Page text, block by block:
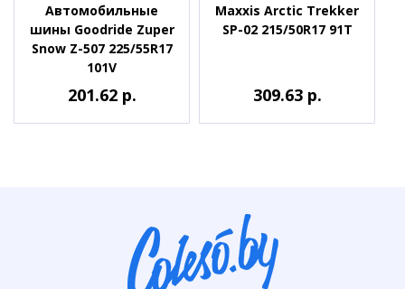
Автомобильные
шины Goodride Zuper
Snow Z-507 225/55R17
101V
201.62 р.
Maxxis Arctic Trekker
SP-02 215/50R17 91T
309.63 р.